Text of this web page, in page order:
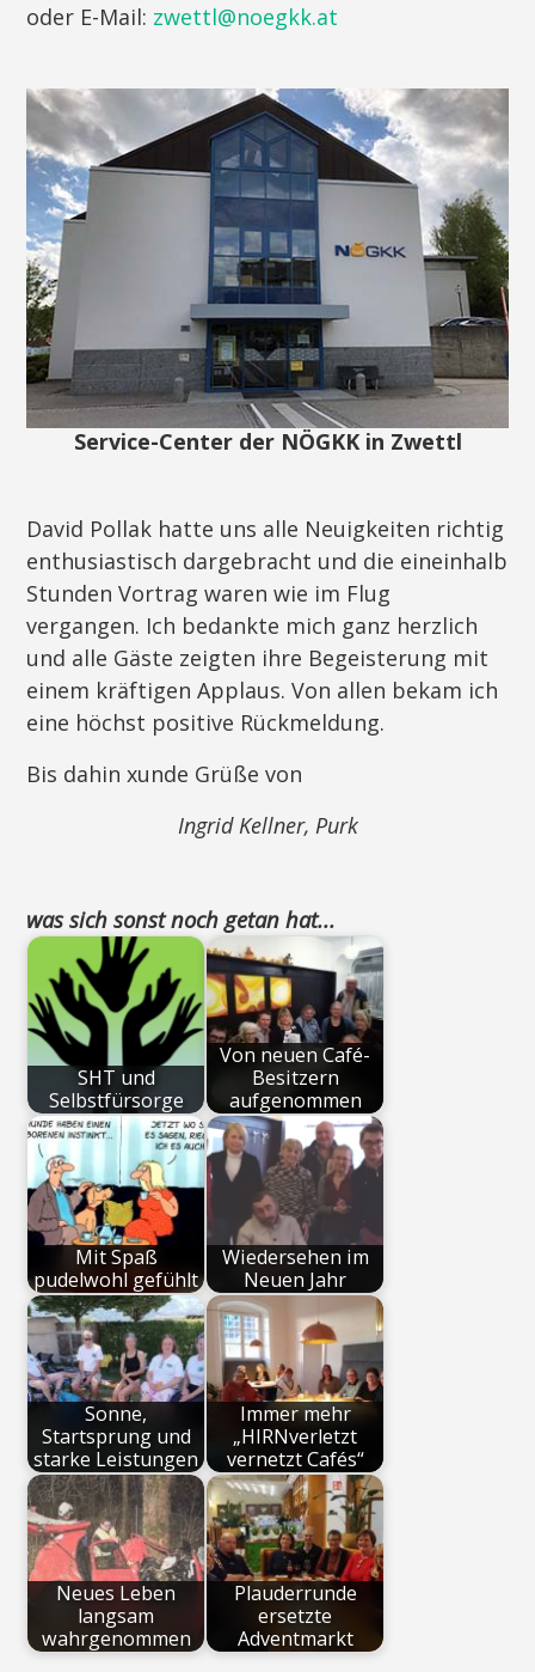
oder E-Mail: zwettl@noegkk.at
Service-Center der NÖGKK in Zwettl
David Pollak hatte uns alle Neuigkeiten richtig
enthusiastisch dargebracht und die eineinhalb
Stunden Vortrag waren wie im Flug
vergangen. Ich bedankte mich ganz herzlich
und alle Gäste zeigten ihre Begeisterung mit
einem kräftigen Applaus. Von allen bekam ich
eine höchst positive Rückmeldung.
Bis dahin xunde Grüße von
Ingrid Kellner, Purk
was sich sonst noch getan hat...
SHT und
Selbstfürsorge
Von neuen Café-
Besitzern
aufgenommen
Mit Spaß
pudelwohl gefühlt
Wiedersehen im
Neuen Jahr
Sonne,
Startsprung und
starke Leistungen
Immer mehr
„HIRNverletzt
vernetzt Cafés“
Neues Leben
langsam
wahrgenommen
Plauderrunde
ersetzte
Adventmarkt